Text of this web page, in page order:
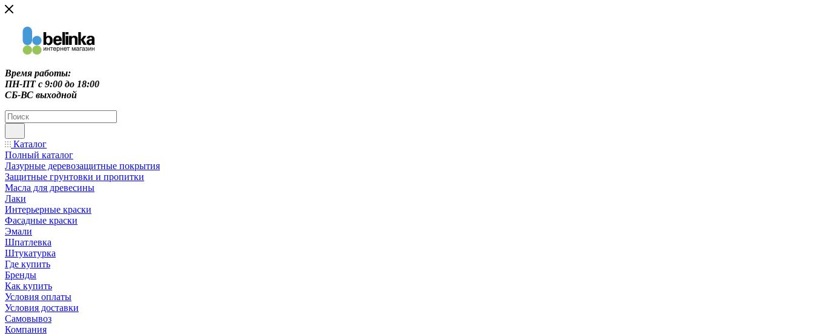
Время работы:
ПН-ПТ c 9:00 до 18:00
СБ-ВС выходной
Каталог
Полный каталог
Лазурные деревозащитные покрытия
Защитные грунтовки и пропитки
Масла для древесины
Лаки
Интерьерные краски
Фасадные краски
Эмали
Шпатлевка
Штукатурка
Где купить
Бренды
Как купить
Условия оплаты
Условия доставки
Самовывоз
Компания